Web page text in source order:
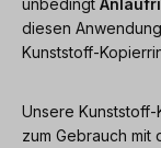
unbedingt
diesen
Kunststoff-
Unsere
zum Gebrauch mit